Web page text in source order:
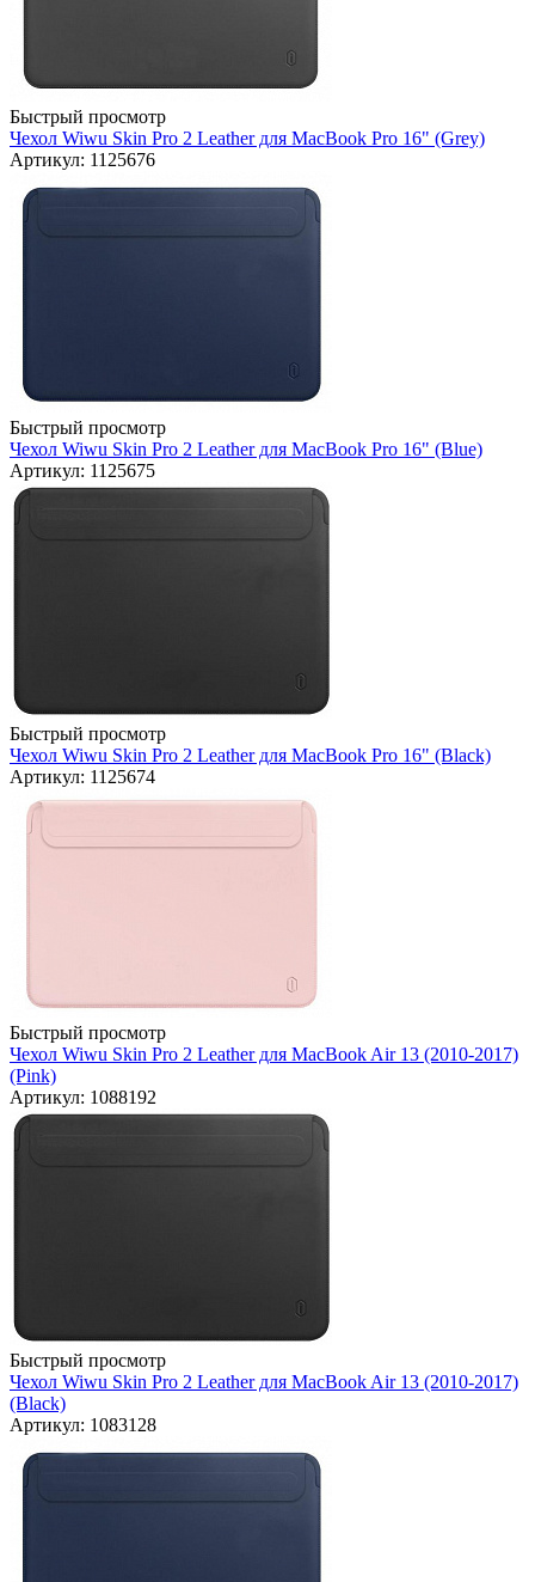
Быстрый просмотр
Чехол Wiwu Skin Pro 2 Leather для MacBook Pro 16" (Grey)
Артикул: 1125676
Быстрый просмотр
Чехол Wiwu Skin Pro 2 Leather для MacBook Pro 16" (Blue)
Артикул: 1125675
Быстрый просмотр
Чехол Wiwu Skin Pro 2 Leather для MacBook Pro 16" (Black)
Артикул: 1125674
Быстрый просмотр
Чехол Wiwu Skin Pro 2 Leather для MacBook Air 13 (2010-2017)
(Pink)
Артикул: 1088192
Быстрый просмотр
Чехол Wiwu Skin Pro 2 Leather для MacBook Air 13 (2010-2017)
(Black)
Артикул: 1083128